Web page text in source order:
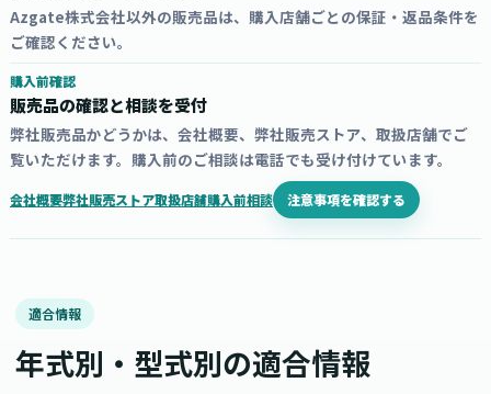
Azgate株式会社以外の販売品は、購入店舗ごとの保証・返品条件を
ご確認ください。
購入前確認
販売品の確認と相談を受付
弊社販売品かどうかは、会社概要、弊社販売ストア、取扱店舗でご
覧いただけます。購入前のご相談は電話でも受け付けています。
会社概要弊社販売ストア取扱店舗購入前相談 注意事項を確認する
適合情報
年式別・型式別の適合情報